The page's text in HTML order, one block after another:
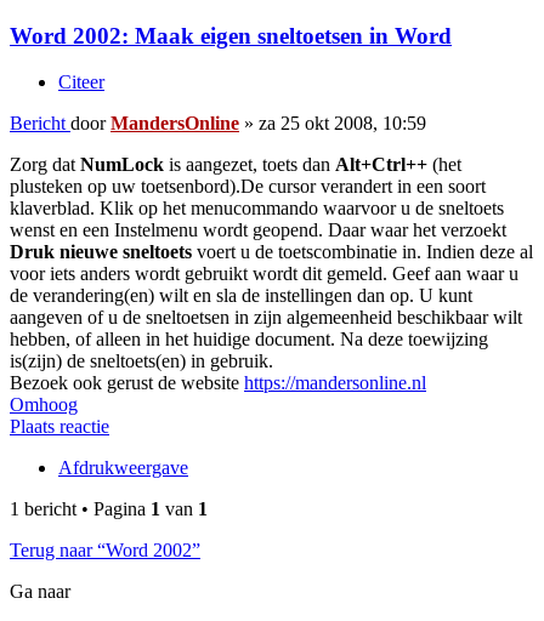
Word 2002: Maak eigen sneltoetsen in Word
Citeer
Bericht doorMandersOnline » za 25 okt 2008, 10:59
Zorg dat NumLock is aangezet, toets dan Alt+Ctrl++ (het
plusteken op uw toetsenbord).De cursor verandert in een soort
klaverblad. Klik op het menucommando waarvoor u de sneltoets
wenst en een Instelmenu wordt geopend. Daar waar het verzoekt
Druk nieuwe sneltoets voert u de toetscombinatie in. Indien deze al
voor iets anders wordt gebruikt wordt dit gemeld. Geef aan waar u
de verandering(en) wilt en sla de instellingen dan op. U kunt
aangeven of u de sneltoetsen in zijn algemeenheid beschikbaar wilt
hebben, of alleen in het huidige document. Na deze toewijzing
is(zijn) de sneltoets(en) in gebruik.
Bezoek ook gerust de website https://mandersonline.nl
Omhoog
Plaats reactie
Afdrukweergave
1 bericht • Pagina 1 van 1
Terug naar “Word 2002”
Ga naar